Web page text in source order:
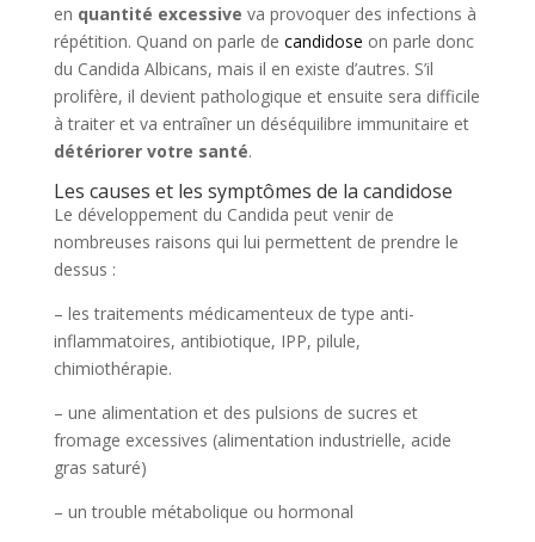
en quantité excessive va provoquer des infections à
répétition. Quand on parle de candidose on parle donc
du Candida Albicans, mais il en existe d’autres. S’il
prolifère, il devient pathologique et ensuite sera difficile
à traiter et va entraîner un déséquilibre immunitaire et
détériorer votre santé.
Les causes et les symptômes de la candidose
Le développement du Candida peut venir de
nombreuses raisons qui lui permettent de prendre le
dessus :
– les traitements médicamenteux de type anti-
inflammatoires, antibiotique, IPP, pilule,
chimiothérapie.
– une alimentation et des pulsions de sucres et
fromage excessives (alimentation industrielle, acide
gras saturé)
– un trouble métabolique ou hormonal